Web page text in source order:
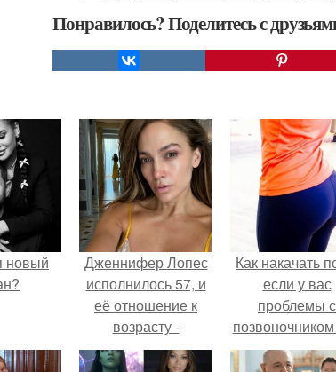
Понравилось? Поделитесь с
новый
Дженнифер Лопес
исполнилось 57, и
её отношение к
возрасту -
настоящий
Как накачать
если у вас
проблемы с
тренировки